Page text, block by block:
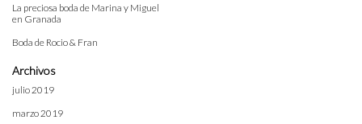
La preciosa boda de Marina y Miguel
en Granada
Boda de Rocio & Fran
Archivos
julio 2019
marzo 2019